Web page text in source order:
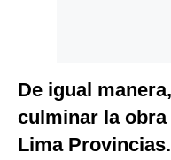
De igual
culminar la obra
Lima